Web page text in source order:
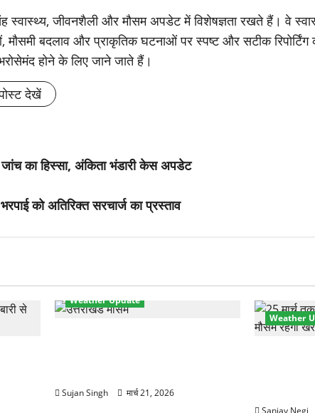
स्वास्थ्य, जीवनशैली और मौसम अपडेट में विशेषज्ञता रखते हैं। वे
मौसमी बदलाव और प्राकृतिक घटनाओं पर स्पष्ट और सटीक
होने के लिए जाने जाते हैं।
देखें
का हिस्सा, अंकिता भंडारी केस अपडेट
को अतिरिक्त सरचार्ज का प्रस्ताव
Weather Update
Sujan Singh मार्च 21, 2026
Weather